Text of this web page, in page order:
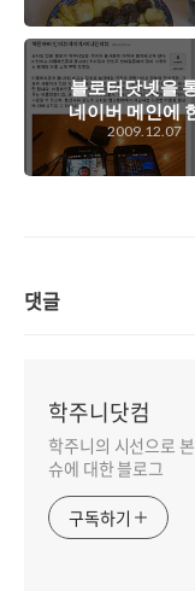
^^
블로터닷넷을
네이버 메인에
노출된 '학주
모트윗.. ^^;
2009.12.07
댓글
학주니닷컴
학주니의 시선으로
슈에 대한 블로그
구독하기